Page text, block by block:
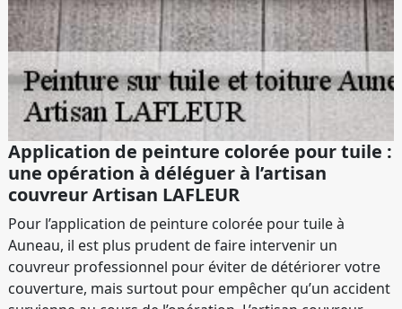
Application de peinture colorée pour tuile :
une opération à déléguer à l’artisan
couvreur Artisan LAFLEUR
Pour l’application de peinture colorée pour tuile à
Auneau, il est plus prudent de faire intervenir un
couvreur professionnel pour éviter de détériorer votre
couverture, mais surtout pour empêcher qu’un accident